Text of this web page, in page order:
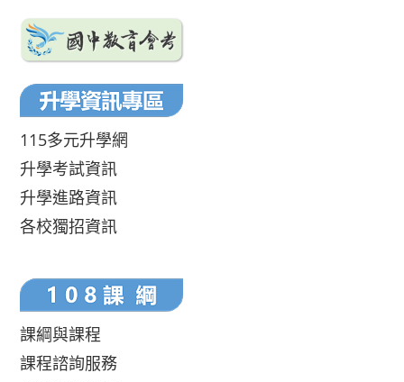
115多元升學網
升學考試資訊
升學進路資訊
各校獨招資訊
課綱與課程
課程諮詢服務